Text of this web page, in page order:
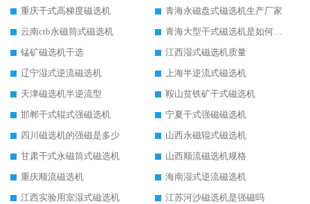
重庆干式高梯度磁选机
青海永磁盘式磁选机生产厂家
云南ctb永磁筒式磁选机
青海大型干式磁选机是如何选矿的
锰矿磁选机干选
江西湿式磁选机质量
辽宁湿式逆流磁选机
上海半逆流式磁选机
天津磁选机半逆流型
鞍山贫铁矿干式磁选机
邯郸干式辊式强磁选机
宁夏干式强磁磁选机
四川磁选机的强磁是多少
山西永磁辊式磁选机
甘肃干式永磁筒式磁选机
山西顺流磁选机规格
重庆顺流磁选机
海南湿式逆流磁选机
江西实验用室湿式磁选机
江苏河沙磁选机是强磁吗